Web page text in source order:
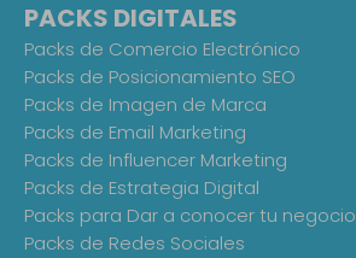
PACKS DIGITALES
Packs de Comercio Electrónico
Packs de Posicionamiento SEO
Packs de Imagen de Marca
Packs de Email Marketing
Packs de Influencer Marketing
Packs de Estrategia Digital
Packs para Dar a conocer tu negocio
Packs de Redes Sociales